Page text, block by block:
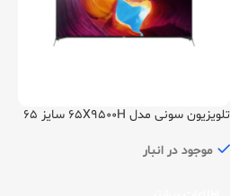
تلویزیون سونی مدل 65X9500H سایز 65
موجود در انبار